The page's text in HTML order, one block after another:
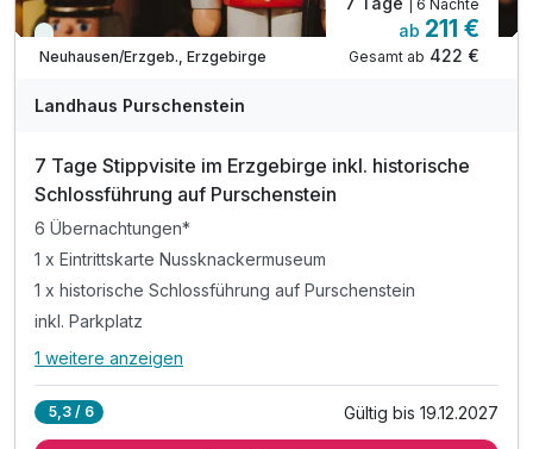
Viele Termine frei
Neuhausen/Erzgeb., Erzgebirge
| 6 Nächte
ab 211 €
Gesamt ab 422 €
Landhaus Purschenstein
7 Tage Stippvisite im Erzgebirge inkl. historische
Schlossführung auf Purschenstein
6 Übernachtungen*
1 x Eintrittskarte Nussknackermuseum
1 x historische Schlossführung auf Purschenstein
inkl. Parkplatz
Alle Inklusivleistungen
1 weitere anzeigen
5,3 / 6 Gültig bis 19.12.2027